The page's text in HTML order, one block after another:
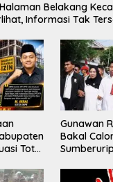
Belakang
Informasi Tak
Total
Gunawan
Bakal